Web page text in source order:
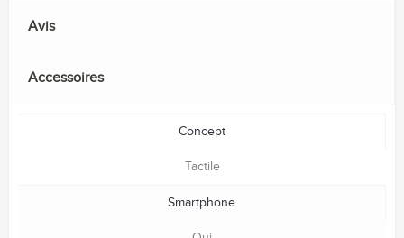
Avis
Accessoires
Concept
Tactile
Smartphone